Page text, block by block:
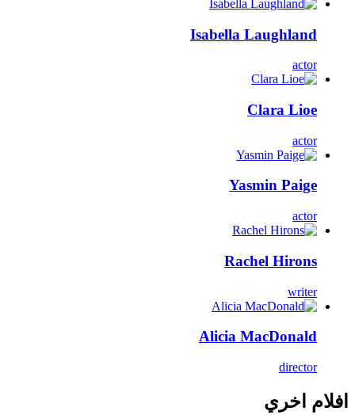
Isabella Laughland
actor
Clara Lioe
actor
Yasmin Paige
actor
Rachel Hirons
writer
Alicia MacDonald
director
افلام اخري